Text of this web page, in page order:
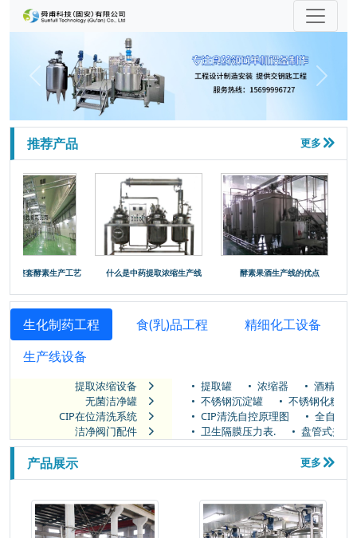
Previous Next
推荐产品 更多 
套酵素生产工艺 什么是中药提取浓缩生产线 酵素果酒生产线的优点
生化制药工程 食(乳)品工程
精细化工设备
生产线设备
提取浓缩设备   提取罐  浓缩器 
酒精回
无菌洁净罐
  不锈钢沉淀罐 
不锈钢化糖罐
CIP在位清洗系统
  CIP清洗自控原理图 
全自动
洁净阀门配件
  卫生隔膜压力表.  盘管式夹套
产品展示 更多 
农
学院动物研究所兽药提取加工
德
兰和创液体膏状香精反应釜生产线 河
南皇沟酒业有限责任公司生物发酵系统